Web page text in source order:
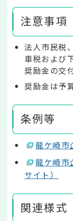
注意事項
法人市民税
車税および
奨励金の交
奨励金は予
条例等
龍ケ崎市
龍ケ崎市
サイト）
関連様式